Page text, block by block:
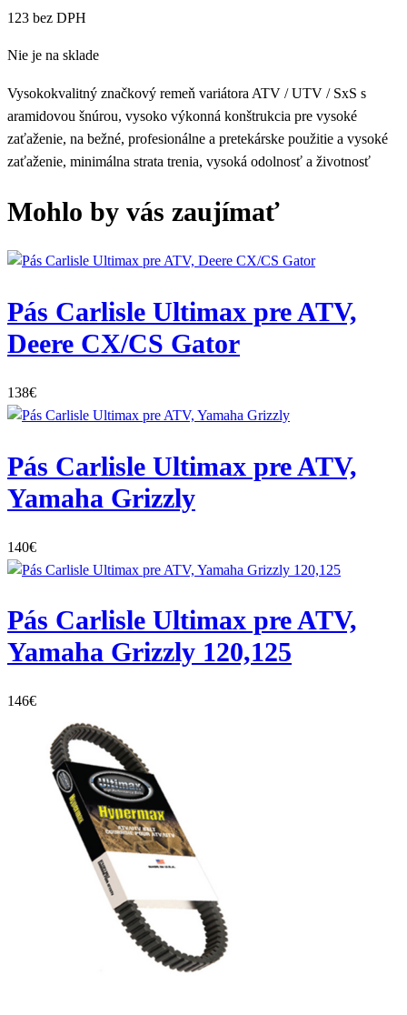
123 bez DPH
Nie je na sklade
Vysokokvalitný značkový remeň variátora ATV / UTV / SxS s
aramidovou šnúrou, vysoko výkonná konštrukcia pre vysoké
zaťaženie, na bežné, profesionálne a pretekárske použitie a vysoké
zaťaženie, minimálna strata trenia, vysoká odolnosť a životnosť
Mohlo by vás zaujímať
Pás Carlisle Ultimax pre ATV,
Deere CX/CS Gator
138€
Pás Carlisle Ultimax pre ATV,
Yamaha Grizzly
140€
Pás Carlisle Ultimax pre ATV,
Yamaha Grizzly 120,125
146€